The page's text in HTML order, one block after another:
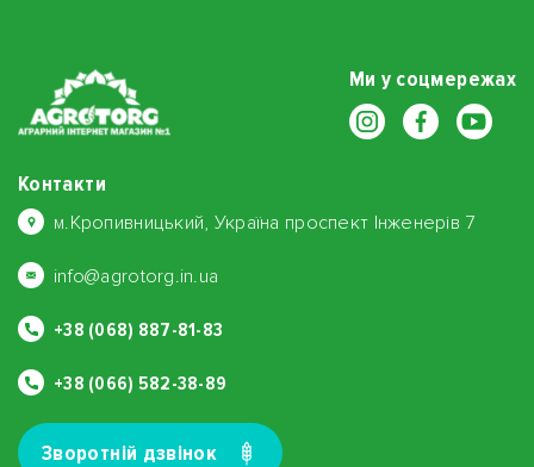
Ми у соцмережах
Контакти
м.Кропивницький, Україна проспект Інженерів 7
info@agrotorg.in.ua
+38 (068) 887-81-83
+38 (066) 582-38-89
Зворотнiй дзвiнок